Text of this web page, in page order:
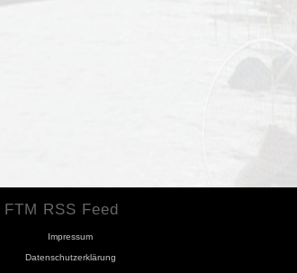
FTM RSS Feed
Impressum
Datenschutzerklärung